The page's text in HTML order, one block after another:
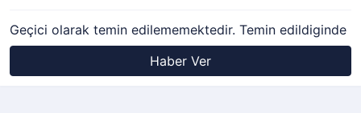
Geçici olarak temin edilememektedir. Temin edildiginde
Haber Ver